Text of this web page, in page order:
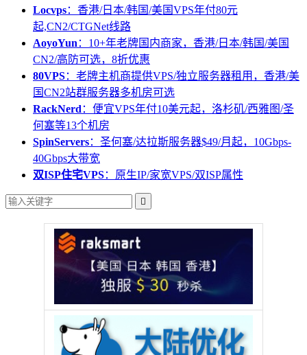
Locvps：香港/日本/韩国/美国VPS年付80元
起,CN2/CTGNet线路
AoyoYun ：10+年老牌国内商家，香港/日本/韩国/美国
CN2/高防可选，8折优惠
80VPS：老牌主机商提供VPS/独立服务器租用，香港/美
国CN2站群服务器多机房可选
RackNerd ：便宜VPS年付10美元起，洛杉矶/西雅图/圣
何塞等13个机房
SpinServers：圣何塞/达拉斯服务器$49/月起，10Gbps-
40Gbps大带宽
双ISP住宅VPS：原生IP/家宽VPS/双ISP属性
